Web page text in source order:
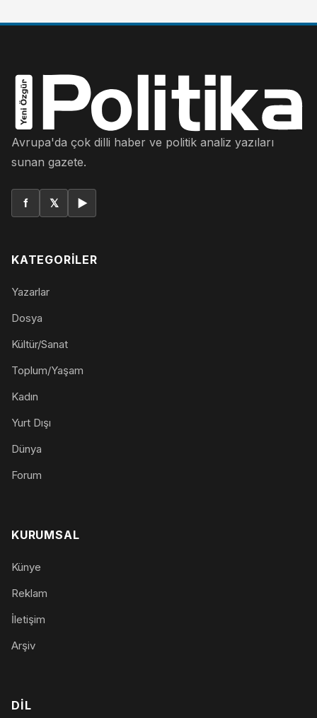
Avrupa'da çok dilli haber ve politik analiz yazıları
sunan gazete.
f 𝕏 ▶
KATEGORILER
Yazarlar
Dosya
Kültür/Sanat
Toplum/Yaşam
Kadın
Yurt Dışı
Dünya
Forum
KURUMSAL
Künye
Reklam
İletişim
Arşiv
DIL